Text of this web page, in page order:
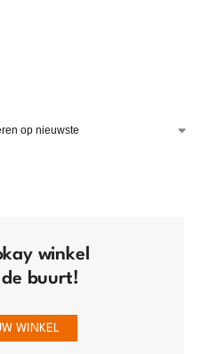
winkel
buurt!
WINKEL